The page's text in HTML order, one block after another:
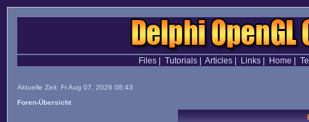
Files| Tutorials| Articles| Links| Home
Aktuelle Zeit: Fr Aug 07, 2026 08:43
Foren-Übersicht